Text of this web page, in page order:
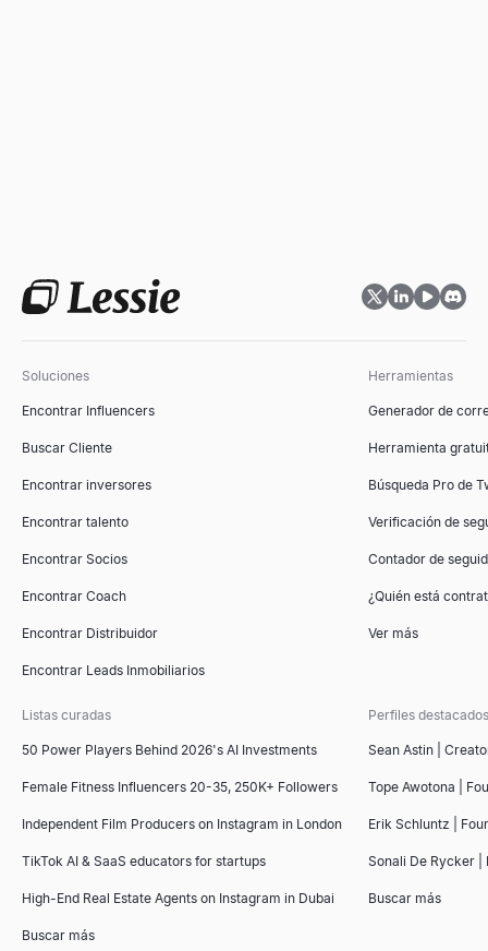
Soluciones
Encontrar Influencers
Buscar Cliente
Encontrar inversores
Encontrar talento
Encontrar Socios
Encontrar Coach
Encontrar Distribuidor
Encontrar Leads Inmobiliarios
Herramientas
Generador de
Herramienta
Búsqueda Pro de
Verificación de
Contador de
¿Quién está
Ver más
Listas curadas
50 Power Players Behind 2026's AI Investments
Female Fitness Influencers 20-35, 250K+ Followers
Independent Film Producers on Instagram in London
TikTok AI & SaaS educators for startups
High-End Real Estate Agents on Instagram in Dubai
Buscar más
Perfiles destacados
Sean Astin |
Tope Awotona |
Erik Schluntz |
Sonali De Rycker |
Buscar más